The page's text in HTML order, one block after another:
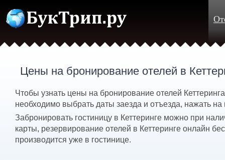
Цены на бронирование отелей в
Чтобы узнать цены на бронирование отелей
необходимо выбрать даты заезда и отъезда, нажать на
Забронировать гостиницу в Кеттеринге можно при
карты, резервирование отелей в Кеттеринге онлайн
производится уже в гостинице.